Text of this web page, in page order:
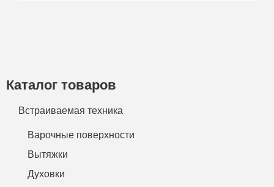
Каталог товаров
Встраиваемая техника
Варочные поверхности
Вытяжки
Духовки